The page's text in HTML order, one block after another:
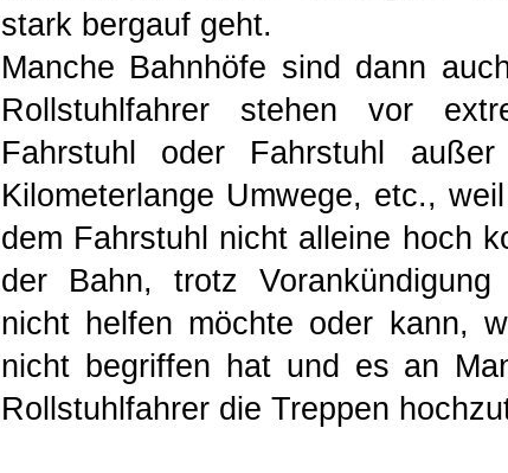
stark bergauf geht.
Manche Bahnhöfe sind dann
Rollstuhlfahrer stehen vor
Fahrstuhl oder Fahrstuhl
Kilometerlange Umwege, etc.,
dem Fahrstuhl nicht alleine hoch
der Bahn, trotz Vorankündigung
nicht helfen möchte oder kann,
nicht begriffen hat und es an
Rollstuhlfahrer die Treppen